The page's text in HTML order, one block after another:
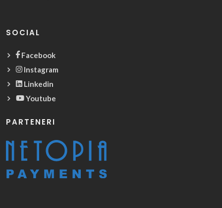
SOCIAL
Facebook
Instagram
Linkedin
Youtube
PARTENERI